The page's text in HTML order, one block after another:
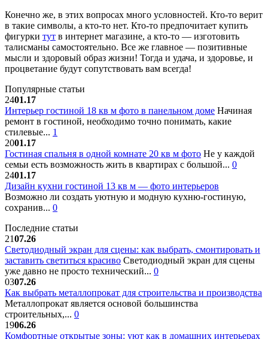
Конечно же, в этих вопросах много условностей. Кто-то верит
в такие символы, а кто-то нет. Кто-то предпочитает купить
фигурки тут в интернет магазине, а кто-то — изготовить
талисманы самостоятельно. Все же главное — позитивные
мысли и здоровый образ жизни! Тогда и удача, и здоровье, и
процветание будут сопутствовать вам всегда!
Популярные статьи
2401.17
Интерьер гостиной 18 кв м фото в панельном доме Начиная
ремонт в гостиной, необходимо точно понимать, какие
стилевые... 1
2001.17
Гостиная спальня в одной комнате 20 кв м фото Не у каждой
семьи есть возможность жить в квартирах с большой... 0
2401.17
Дизайн кухни гостиной 13 кв м — фото интерьеров
Возможно ли создать уютную и модную кухню-гостиную,
сохранив... 0
Последние статьи
2107.26
Светодиодный экран для сцены: как выбрать, смонтировать и
заставить светиться красиво Светодиодный экран для сцены
уже давно не просто технический... 0
0307.26
Как выбрать металлопрокат для строительства и производства
Металлопрокат является основой большинства
строительных,... 0
1906.26
Комфортные открытые зоны: уют как в домашних интерьерах